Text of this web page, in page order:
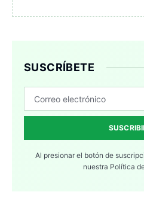
SUSCRÍBETE
Al presionar el botón de
nuestra Política